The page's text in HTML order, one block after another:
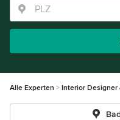
Alle Experten Interior Designer